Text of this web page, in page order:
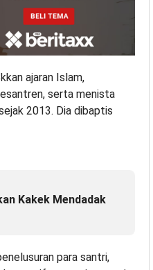
ajaran Islam,
serta menista
2013. Dia dibaptis
Kakek Mendadak
para santri,